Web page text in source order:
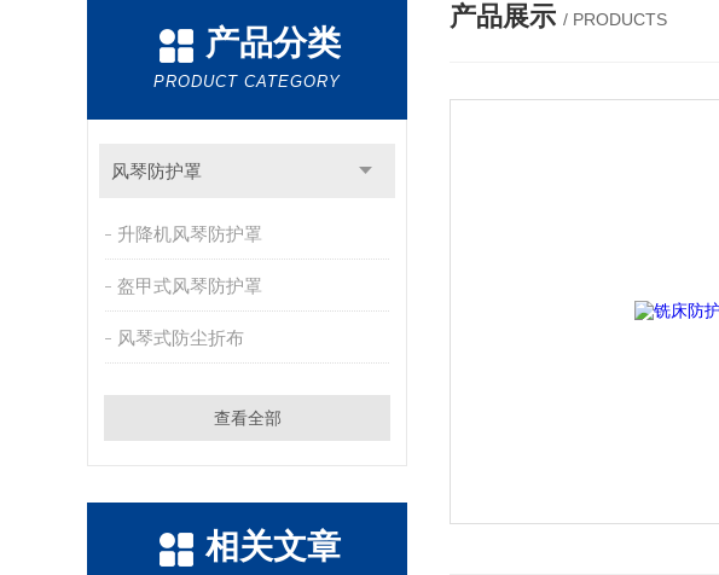
产品分类
PRODUCT CATEGORY
风琴防护罩
升降机风琴防护罩
盔甲式风琴防护罩
风琴式防尘折布
查看全部
相关文章
产品展示 / PRODUCTS